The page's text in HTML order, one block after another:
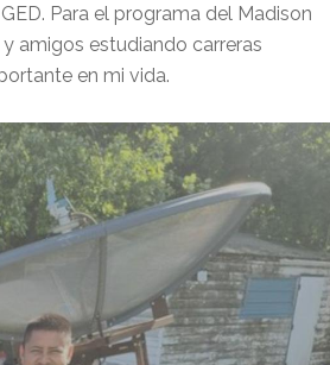
Para el programa del Madison
amigos estudiando carreras
en mi vida.